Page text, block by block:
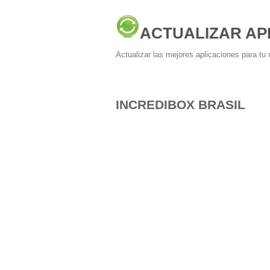
ACTUALIZAR
Actualizar las mejores aplicaciones para tu
INCREDIBOX BRASIL